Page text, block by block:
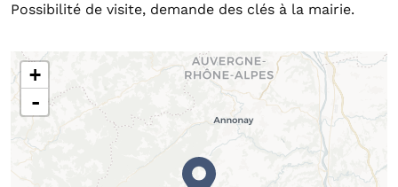
Possibilité de visite, demande des clés à la mairie.
+
-